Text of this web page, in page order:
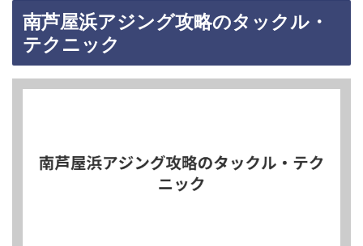
南芦屋浜アジング攻略のタックル・
テクニック